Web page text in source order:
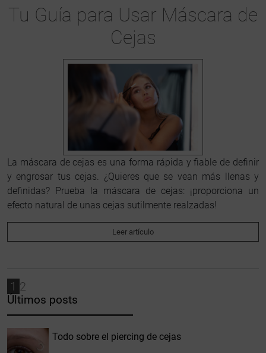
Tu Guía para Usar Máscara de
Cejas
La máscara de cejas es una forma rápida y fiable de definir
y engrosar tus cejas. ¿Quieres que se vean más llenas y
definidas? Prueba la máscara de cejas: ¡proporciona un
efecto natural de unas cejas sutilmente realzadas!
Leer artículo
1 2
Últimos posts
Todo sobre el piercing de cejas